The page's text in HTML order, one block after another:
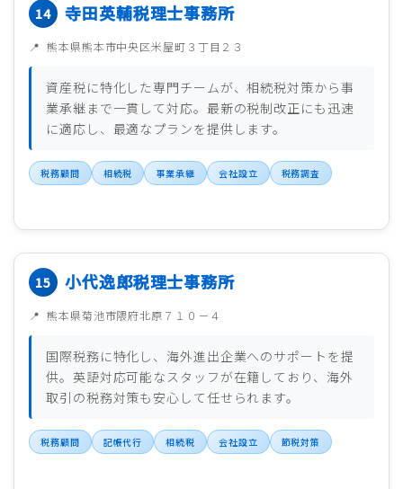
寺田英輔税理士事務所
熊本県熊本市中央区米屋町３丁目２３
資産税に特化した専門チームが、相続税対策から事
業承継まで一貫して対応。最新の税制改正にも迅速
に適応し、最適なプランを提供します。
税務顧問 相続税 事業承継 会社設立 税務調査
小代逸郎税理士事務所
熊本県菊池市隈府北原７１０－４
国際税務に特化し、海外進出企業へのサポートを提
供。英語対応可能なスタッフが在籍しており、海外
取引の税務対策も安心して任せられます。
税務顧問 記帳代行 相続税 会社設立 節税対策